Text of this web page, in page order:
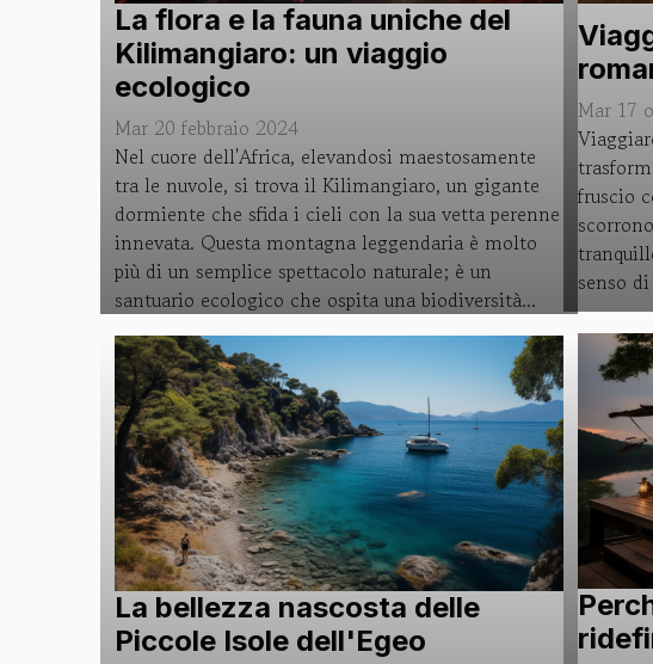
La flora e la fauna uniche del
Kilimangiaro: un viaggio
ecologico
Mar 20 febbraio 2024
Nel cuore dell'Africa, elevandosi maestosamente
tra le nuvole, si trova il Kilimangiaro, un gigante
dormiente che sfida i cieli con la sua vetta perenne
innevata. Questa montagna leggendaria è molto
più di un semplice spettacolo naturale; è un
santuario ecologico che ospita una biodiversità...
La bellezza nascosta delle
Piccole Isole dell'Egeo
Mar 17
fruscio
senso